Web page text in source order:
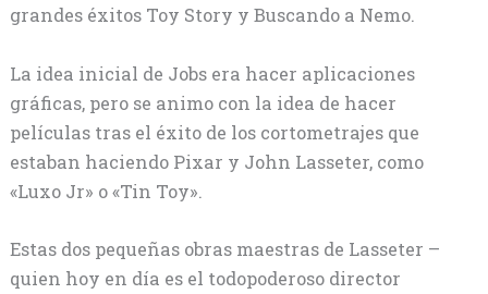
grandes éxitos Toy Story y Buscando a Nemo.
La idea inicial de Jobs era hacer aplicaciones
gráficas, pero se animo con la idea de hacer
películas tras el éxito de los cortometrajes que
estaban haciendo Pixar y John Lasseter, como
«Luxo Jr» o «Tin Toy».
Estas dos pequeñas obras maestras de Lasseter –
quien hoy en día es el todopoderoso director